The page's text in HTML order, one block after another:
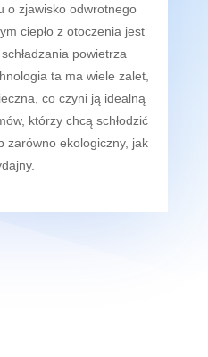
o zjawisko odwrotnego
ciepło z otoczenia jest
powietrza
ta ma wiele zalet,
co czyni ją idealną
którzy chcą schłodzić
zarówno ekologiczny, jak